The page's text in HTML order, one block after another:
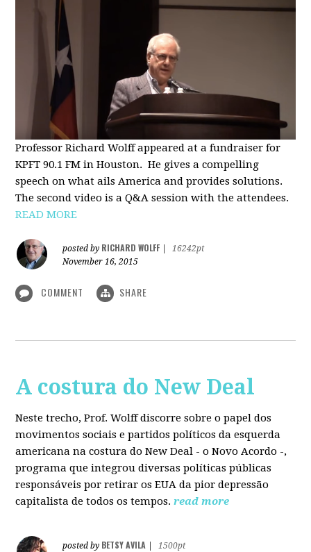
Professor Richard Wolff appeared at a fundraiser for
KPFT 90.1 FM in Houston. He gives a compelling
speech on what ails America and provides solutions.
The second video is a Q&A session with the attendees.
READ MORE
posted by RICHARD WOLFF
16242pt
November 16, 2015
COMMENT SHARE
A costura do New Deal
Neste trecho, Prof. Wolff discorre sobre o papel dos
movimentos sociais e partidos políticos da esquerda
americana na costura do New Deal - o Novo Acordo -,
programa que integrou diversas políticas públicas
responsáveis por retirar os EUA da pior depressão
capitalista de todos os tempos. read more
posted by BETSY AVILA
1500pt